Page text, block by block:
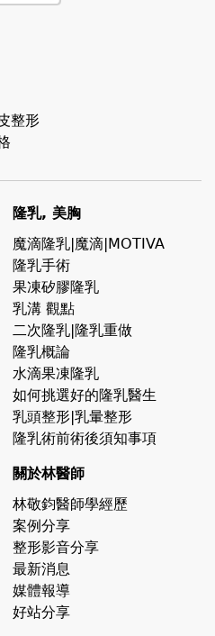
整形
隆乳, 美胸
魔滴隆乳|魔滴|MOTIVA
隆乳手術
果凍矽膠隆乳
乳溝 觀點
二次隆乳|隆乳重做
隆乳概論
水滴果凍隆乳
如何挑選好的隆乳醫生
乳頭整形|乳暈整形
隆乳術前術後須知事項
關於林醫師
林敬鈞醫師學經歷
案例分享
整形影音分享
最新消息
媒體報導
好站分享